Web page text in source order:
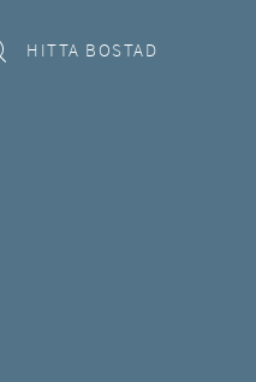
HITTA BOSTAD